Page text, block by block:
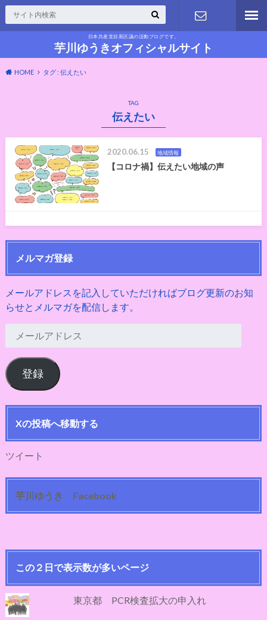
日本共産党目黒区議の活動ブログです。
芋川ゆうきオフィシャルサイト
お問い合わ
HOME タグ : 伝えたい
TAG
伝えたい
2020.06.15 地域情報
【コロナ禍】伝えたい地域の声
メルマガ登録
メールアドレスを記入していただければブログ更新のお知
らせとメルマガを配信します。
ー
ル
ア
ド
登録
Xの投稿へ移動する
ツイート
芋川ゆうき Facebook
この２日で表示数が多いページ
東京都 PCR検査拡大の申入れ